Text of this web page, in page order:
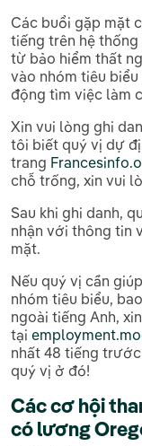
Các buổi gặp mặt
tiếng trên hệ
từ bảo hiểm thất
vào nhóm tiêu
động tìm việc làm
Xin vui lòng ghi
tôi biết quý vị dự
trang
chỗ trống, xin vui
Sau khi ghi danh,
nhận với thông tin
mặt.
Nếu quý vị cần
nhóm tiêu biểu,
ngoài tiếng Anh,
tại
nhất 48 tiếng
quý vị ở đó!
Các cơ hội
có lương